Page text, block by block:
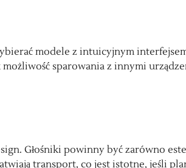
modele z intuicyjnym
sparowania z innymi
Głośniki powinny być zarówno
transport, co jest istotne, jeśli